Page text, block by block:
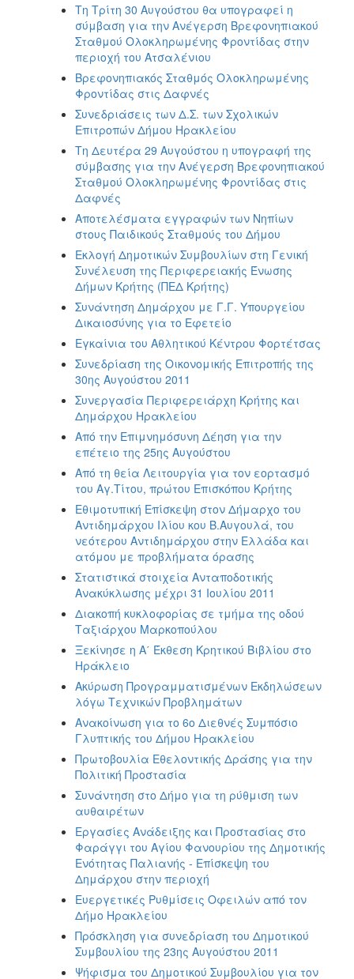
Τη Τρίτη 30 Αυγούστου θα υπογραφεί η
σύμβαση για την Ανέγερση Βρεφονηπιακού
Σταθμού Ολοκληρωμένης Φροντίδας στην
περιοχή του Ατσαλένιου
Βρεφονηπιακός Σταθμός Ολοκληρωμένης
Φροντίδας στις Δαφνές
Συνεδριάσεις των Δ.Σ. των Σχολικών
Επιτροπών Δήμου Ηρακλείου
Τη Δευτέρα 29 Αυγούστου η υπογραφή της
σύμβασης για την Ανέγερση Βρεφονηπιακού
Σταθμού Ολοκληρωμένης Φροντίδας στις
Δαφνές
Αποτελέσματα εγγραφών των Νηπίων
στους Παιδικούς Σταθμούς του Δήμου
Εκλογή Δημοτικών Συμβουλίων στη Γενική
Συνέλευση της Περιφερειακής Ένωσης
Δήμων Κρήτης (ΠΕΔ Κρήτης)
Συνάντηση Δημάρχου με Γ.Γ. Υπουργείου
Δικαιοσύνης για το Εφετείο
Εγκαίνια του Αθλητικού Κέντρου Φορτέτσας
Συνεδρίαση της Οικονομικής Επιτροπής της
30ης Αυγούστου 2011
Συνεργασία Περιφερειάρχη Κρήτης και
Δημάρχου Ηρακλείου
Aπό την Επιμνημόσυνη Δέηση για την
επέτειο της 25ης Αυγούστου
Από τη θεία Λειτουργία για τον εορτασμό
του Αγ.Τίτου, πρώτου Επισκόπου Κρήτης
Εθιμοτυπική Επίσκεψη στον Δήμαρχο του
Αντιδημάρχου Ιλίου κου Β.Αυγουλά, του
νεότερου Αντιδημάρχου στην Ελλάδα και
ατόμου με προβλήματα όρασης
Στατιστικά στοιχεία Ανταποδοτικής
Ανακύκλωσης μέχρι 31 Ιουλίου 2011
Διακοπή κυκλοφορίας σε τμήμα της οδού
Ταξιάρχου Μαρκοπούλου
Ξεκίνησε η Α΄ Έκθεση Κρητικού Βιβλίου στο
Ηράκλειο
Ακύρωση Προγραμματισμένων Εκδηλώσεων
λόγω Τεχνικών Προβλημάτων
Ανακοίνωση για το 6o Διεθνές Συμπόσιο
Γλυπτικής του Δήμου Ηρακλείου
Πρωτοβουλία Εθελοντικής Δράσης για την
Πολιτική Προστασία
Συνάντηση στο Δήμο για τη ρύθμιση των
αυθαιρέτων
Εργασίες Ανάδειξης και Προστασίας στο
Φαράγγι του Αγίου Φανουρίου της Δημοτικής
Ενότητας Παλιανής - Επίσκεψη του
Δημάρχου στην περιοχή
Ευεργετικές Ρυθμίσεις Οφειλών από τον
Δήμο Ηρακλείου
Πρόσκληση για συνεδρίαση του Δημοτικού
Συμβουλίου της 23ης Αυγούστου 2011
Ψήφισμα του Δημοτικού Συμβουλίου για τον